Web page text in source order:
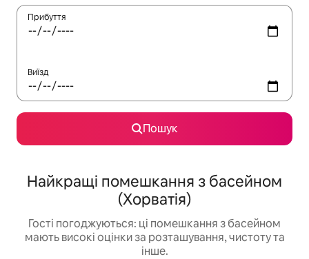
Прибуття
Виїзд
Пошук
Найкращі помешкання з басейном
(Хорватія)
Гості погоджуються: ці помешкання з басейном
мають високі оцінки за розташування, чистоту та
інше.